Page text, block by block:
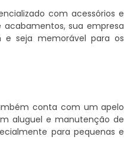
com acessórios e
sua empresa
seja memorável para os
conta com um apelo
aluguel e manutenção de
para pequenas e